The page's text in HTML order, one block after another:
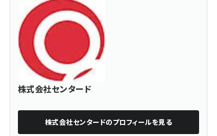
株式会社センタード
株式会社センタードのプロフィールを見る